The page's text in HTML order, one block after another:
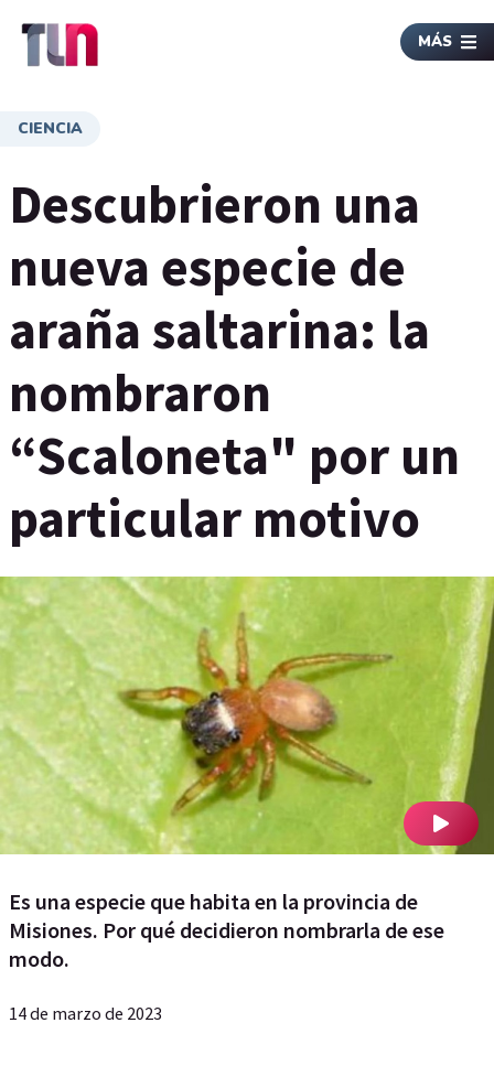
MÁS
CIENCIA
Descubrieron una
nueva especie de
araña saltarina: la
nombraron
“Scaloneta" por un
particular motivo
Es una especie que habita en la provincia de
Misiones. Por qué decidieron nombrarla de ese
modo.
14 de marzo de 2023